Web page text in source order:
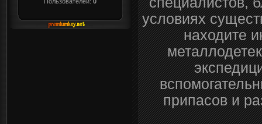
условиях
находите
припасов и